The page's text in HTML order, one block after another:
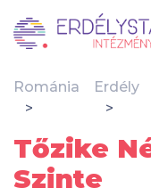
Románia Erdély
Tőzike
Szinte